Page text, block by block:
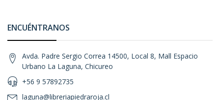
ENCUÉNTRANOS
Avda. Padre Sergio Correa 14500, Local 8, Mall Espacio
Urbano La Laguna, Chicureo
+56 9 57892735
laguna@libreriapiedraroja.cl